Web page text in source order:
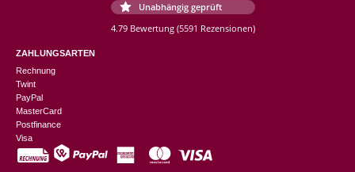
Unabhängig geprüft
4.79 Bewertung (5591 Rezensionen)
ZAHLUNGSARTEN
Rechnung
Twint
PayPal
MasterCard
Postfinance
Visa